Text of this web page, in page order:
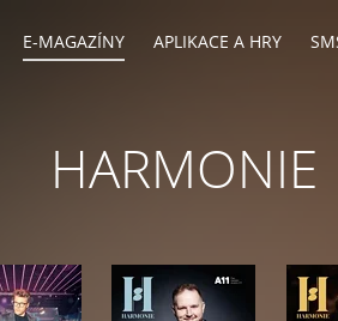
E-MAGAZÍNY APLIKACE A HRY
HARMONIE